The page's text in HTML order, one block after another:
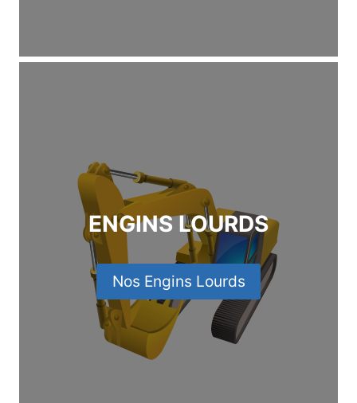
ENGINS LOURDS
Nos Engins Lourds